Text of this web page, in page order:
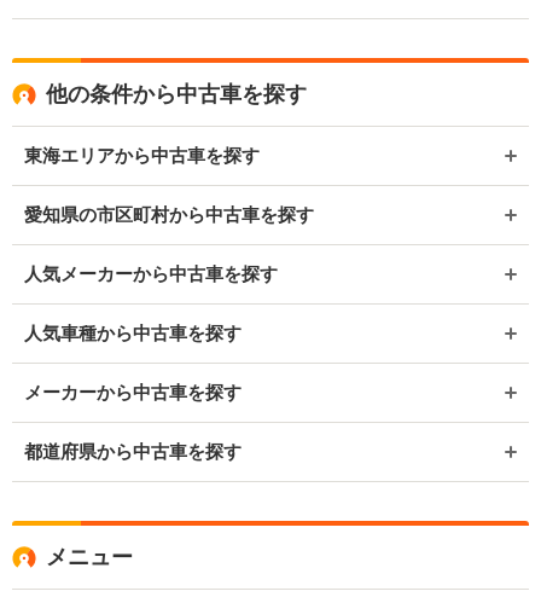
他の条件から中古車を探す
東海エリアから中古車を探す
愛知県の市区町村から中古車を探す
人気メーカーから中古車を探す
人気車種から中古車を探す
メーカーから中古車を探す
都道府県から中古車を探す
メニュー